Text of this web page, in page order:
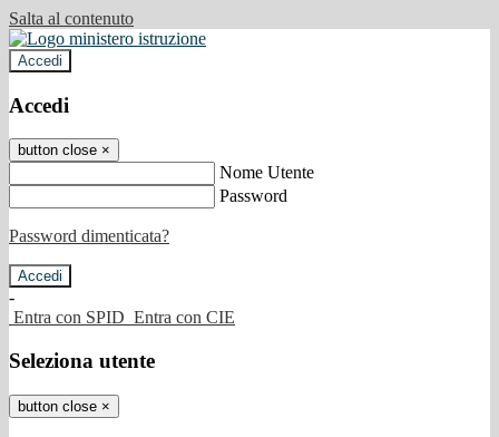
Salta al contenuto
Accedi
Accedi
button close ×
Nome Utente
Password
Password dimenticata?
-
Entra con SPID Entra con CIE
Seleziona utente
button close ×